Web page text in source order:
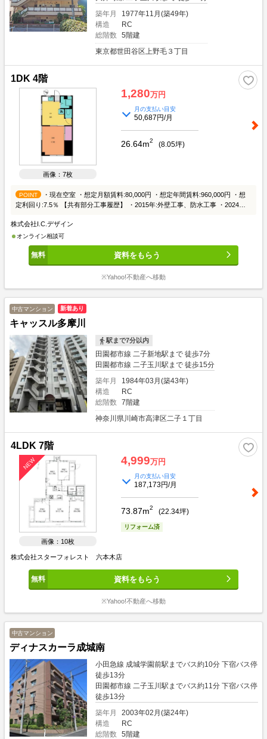
築年月
1977年11月(築49年)
構造
RC
総階数
5階建
東京都世田谷区上野毛３丁目
1DK 4階
画像：7枚
1,280万円
月の支払い目安
50,687円/月
26.64m2 (8.05坪)
POINT
・現在空室 ・想定月額賃料:80,000円 ・想定年間賃料:960,000円 ・想
定利回り:7.5％ 【共有部分工事履歴】 ・2015年:外壁工事、防水工事 ・2024年:
期預金:1,082,746円（2026年7月4日付） ・マンション普通預金:3,229,883円
（2026年7月13日付）
株式会社I.C.デザイン
オンライン相談可
資料をもらう
※Yahoo!不動産へ移動
中古マンション 新着あり
キャッスル多摩川
駅まで7分以内
田園都市線 二子新地駅まで 徒歩7分
田園都市線 二子玉川駅まで 徒歩15分
築年月
1984年03月(築43年)
構造
RC
総階数
7階建
神奈川県川崎市高津区二子１丁目
4LDK 7階
画像：10枚
4,999万円
月の支払い目安
187,173円/月
73.87m2 (22.34坪)
リフォーム済
株式会社スターフォレスト 六本木店
資料をもらう
※Yahoo!不動産へ移動
中古マンション
ディナスカーラ成城南
小田急線 成城学園前駅までバス約10分 下宿バス停
徒歩13分
田園都市線 二子玉川駅までバス約11分 下宿バス停
徒歩13分
築年月
2003年02月(築24年)
構造
RC
総階数
5階建